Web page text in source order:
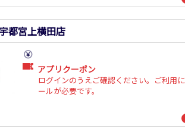
都宮上横田店
アプリクーポン
ログインのうえご確認ください。ご利用
ールが必要です。